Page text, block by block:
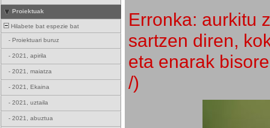
Proiektuak
Hilabete bat espezie bat
- Proiektuari buruz
- 2021, apirila
- 2021, maiatza
- 2021, Ekaina
- 2021, uztaila
- 2021, abuztua
Erronka: aurkitu
sartzen diren,
eta enarak
/)